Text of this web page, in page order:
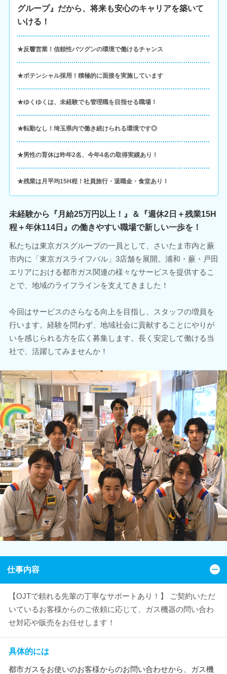
グループ』だから、将来も安心のキャリアを築いて
いける！
★反響営業！信頼性バツグンの環境で働けるチャンス
★ポテンシャル採用！積極的に面接を実施しています
★ゆくゆくは、未経験でも管理職を目指せる職場！
★転勤なし！埼玉県内で働き続けられる環境です◎
★男性の育休は昨年2名、今年4名の取得実績あり！
★残業は月平均15H程！社員旅行・退職金・食堂あり！
未経験から『月給25万円以上！』＆『週休2日＋残業15H
程＋年休114日』の働きやすい職場で新しい一歩を！
私たちは東京ガスグループの一員として、さいたま市内と蕨
市内に「東京ガスライフバル」3店舗を展開。浦和・蕨・戸田
エリアにおける都市ガス関連の様々なサービスを提供するこ
とで、地域のライフラインを支えてきました！
今回はサービスのさらなる向上を目指し、スタッフの増員を
行います。経験を問わず、地域社会に貢献することにやりが
いを感じられる方を広く募集します。長く安定して働ける当
社で、活躍してみませんか！
仕事内容
【OJTで頼れる先輩の丁寧なサポートあり！】 ご契約いただ
いているお客様からのご依頼に応じて、ガス機器の問い合わ
せ対応や販売をお任せします！
具体的には
都市ガスをお使いのお客様からのお問い合わせから、ガス機